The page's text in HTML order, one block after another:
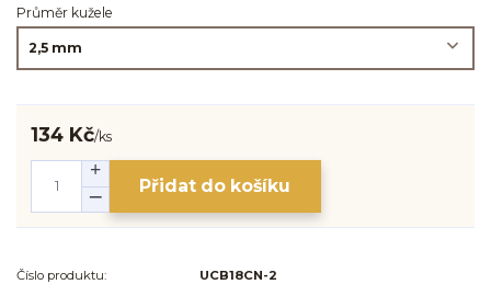
Průměr kužele
134 Kč/ks
Přidat do košíku
Číslo produktu:
UCB18CN-2